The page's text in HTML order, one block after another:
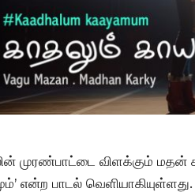
முரண்பாட்டை விளக்கும் மதன்
என்ற பாடல் வெளியாகியுள்ளது.